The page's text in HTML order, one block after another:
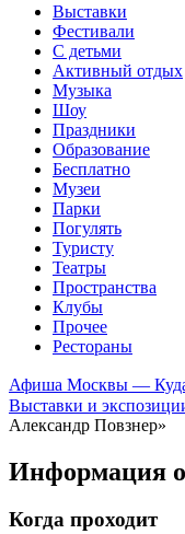
Выставки
Фестивали
С детьми
Активный отдых
Музыка
Шоу
Праздники
Образование
Бесплатно
Музеи
Парки
Погулять
Туристу
Театры
Пространства
Клубы
Прочее
Рестораны
Афиша Москвы — Куда
Выставки и
Александр Повзнер»
Информация
Когда проходит